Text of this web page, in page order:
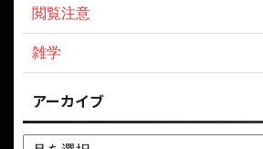
閲覧注意
雑学
アーカイブ